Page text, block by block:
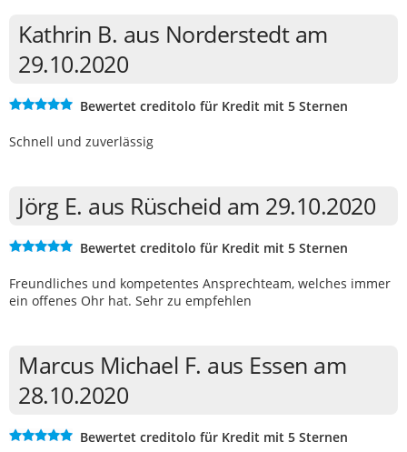
Kathrin B. aus Norderstedt am
29.10.2020
Bewertet creditolo für Kredit mit 5 Sternen
Schnell und zuverlässig
Jörg E. aus Rüscheid am 29.10.2020
Bewertet creditolo für Kredit mit 5 Sternen
Freundliches und kompetentes Ansprechteam, welches immer
ein offenes Ohr hat. Sehr zu empfehlen
Marcus Michael F. aus Essen am
28.10.2020
Bewertet creditolo für Kredit mit 5 Sternen